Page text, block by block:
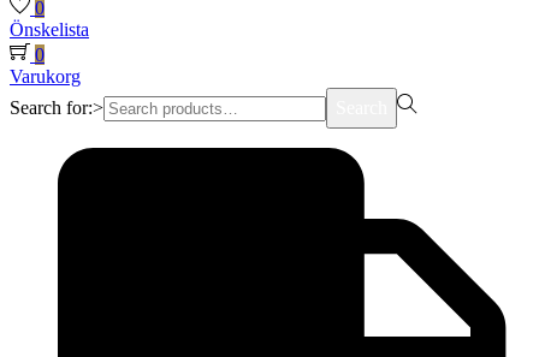
0
Önskelista
0
Varukorg
Search for:>